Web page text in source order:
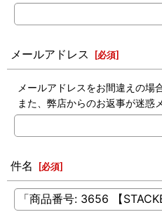
メールアドレス [必須]
メールアドレスをお間違えの場
また、弊店からのお返事が迷惑
件名 [必須]